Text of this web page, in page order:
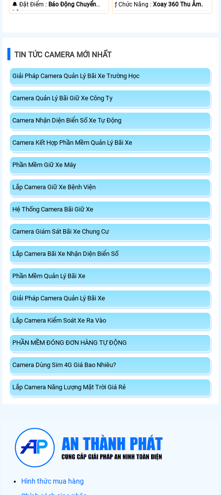
️🔔 Đặt Điểm : Báo Động Chuyển
Động.
️ƒ Chức Năng :Xoay 360 Thu Âm.
TIN TỨC CAMERA MỚI NHẤT
Giải Pháp Camera Quản Lý Bãi Xe Trường Học
Camera Quản Lý Bãi Giữ Xe Công Ty
Camera Nhận Diện Biển Số Xe Tự Động
Camera Kết Hợp Phần Mềm Quản Lý Bãi Xe
Phần Mềm Giữ Xe Máy
Lắp Camera Giữ Xe Bệnh Viện
Hệ Thống Camera Bãi Giữ Xe
Camera Giám Sát Bãi Xe Chung Cư
Lắp Camera Bãi Xe Nhận Diện Biển Số
Phần Mềm Quản Lý Bãi Xe
Giải Pháp Camera Quản Lý Bãi Xe
Lắp Camera Kiểm Soát Xe Ra Vào
PHẦN MỀM ĐÓNG ĐƠN HÀNG TỰ ĐỘNG
Camera Dùng Sim 4G Giá Bao Nhiêu?
Lắp Camera Năng Lượng Mặt Trời Giá Rẻ
Hình thức mua hàng